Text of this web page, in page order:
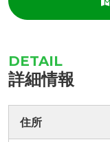
詳細情報
住所